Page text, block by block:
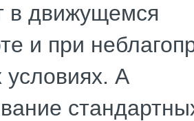
в движущемся
и при
условиях. А